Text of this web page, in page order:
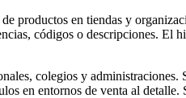
productos en tiendas y
códigos o descripciones. El
colegios y
en entornos de venta al